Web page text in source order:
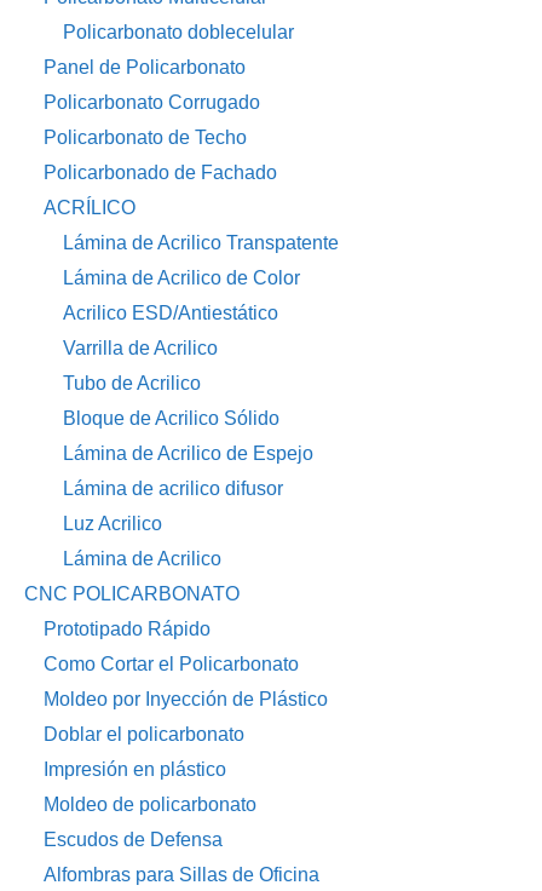
Policarbonato doblecelular
Panel de Policarbonato
Policarbonato Corrugado
Policarbonato de Techo
Policarbonado de Fachado
ACRÍLICO
Lámina de Acrilico Transpatente
Lámina de Acrilico de Color
Acrilico ESD/Antiestático
Varrilla de Acrilico
Tubo de Acrilico
Bloque de Acrilico Sólido
Lámina de Acrilico de Espejo
Lámina de acrilico difusor
Luz Acrilico
Lámina de Acrilico
CNC POLICARBONATO
Prototipado Rápido
Como Cortar el Policarbonato
Moldeo por Inyección de Plástico
Doblar el policarbonato
Impresión en plástico
Moldeo de policarbonato
Escudos de Defensa
Alfombras para Sillas de Oficina